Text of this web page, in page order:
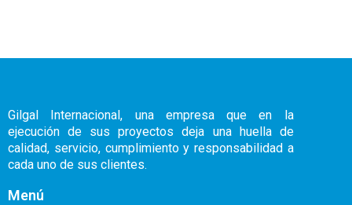
Gilgal Internacional, una empresa que en la
ejecución de sus proyectos deja una huella de
calidad, servicio, cumplimiento y responsabilidad a
cada uno de sus clientes.
Menú